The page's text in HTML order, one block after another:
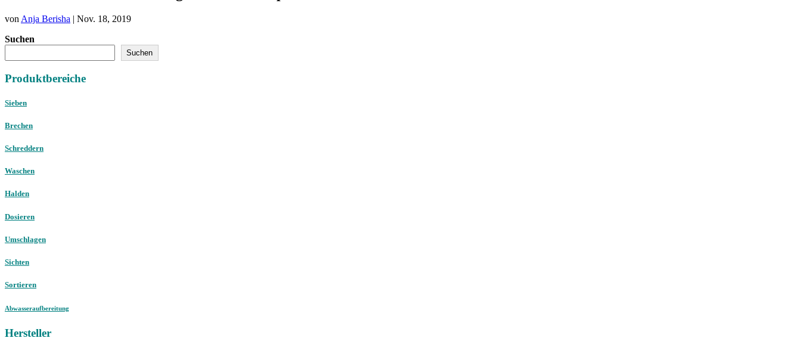
von Anja Berisha | Nov. 18, 2019
Suchen
Suchen
Produktbereiche
Sieben
Brechen
Schreddern
Waschen
Halden
Dosieren
Umschlagen
Sichten
Sortieren
Abwasseraufbereitung
Hersteller